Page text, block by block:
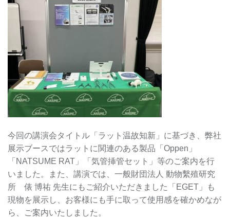
今回の講演会タイトル「ラット温故知新」に基づき、弊社
展示ブースではラットに関連のある製品「Oppen」
「NATSUME RAT」「気管挿管セット」等のご案内を行
いました。また、講演では、一般財団法人 動物繫殖研究
所 俵 博祐 先生にもご紹介いただきました「EGET」も
現物を展示し、お客様にも手に取って使用感を確かめなが
ら、ご案内いたしました。